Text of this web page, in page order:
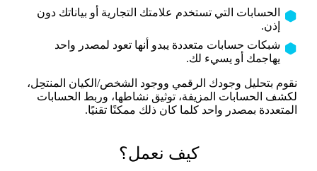
الحسابات التي تستخدم علامتك التجارية أو بياناتك دون
إذن.
شبكات حسابات متعددة يبدو أنها تعود لمصدر واحد
يهاجمك أو يسيء لك.
نقوم بتحليل وجودك الرقمي ووجود الشخص/الكيان المنتحِل،
لكشف الحسابات المزيفة، توثيق نشاطها، وربط الحسابات
المتعددة بمصدر واحد كلما كان ذلك ممكنًا تقنيًا.
كيف نعمل؟